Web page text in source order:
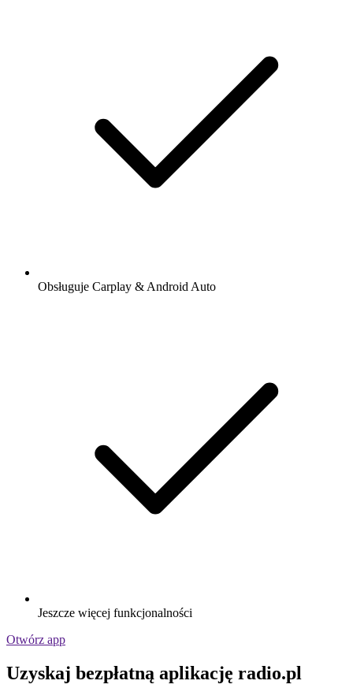
Obsługuje Carplay & Android Auto
Jeszcze więcej funkcjonalności
Otwórz app
Uzyskaj bezpłatną aplikację radio.pl